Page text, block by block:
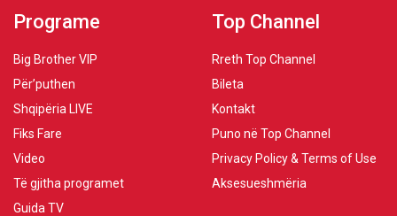
Programe
Big Brother VIP
Për’puthen
Shqipëria LIVE
Fiks Fare
Video
Të gjitha programet
Guida TV
Top Channel
Rreth Top Channel
Bileta
Kontakt
Puno në Top Channel
Privacy Policy & Terms of Use
Aksesueshmëria